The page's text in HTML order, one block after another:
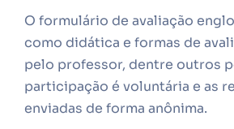
O formulário de avaliação
como didática e formas de
pelo professor, dentre outros
participação é voluntária e as
enviadas de forma anônima.